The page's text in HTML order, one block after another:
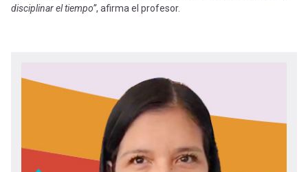
disciplinar el tiempo”, afirma el profesor.